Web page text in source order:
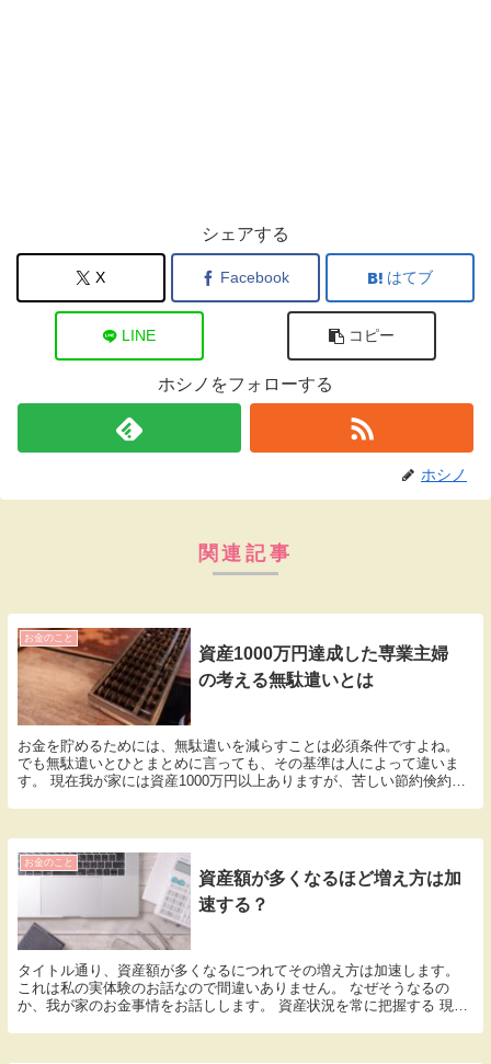
シェアする
X Facebook はてブ
LINE コピー
ホシノをフォローする
ホシノ
関連記事
お金のこと
資産1000万円達成した専業主婦
の考える無駄遣いとは
お金を貯めるためには、無駄遣いを減らすことは必須条件ですよね。
でも無駄遣いとひとまとめに言っても、その基準は人によって違いま
す。 現在我が家には資産1000万円以上ありますが、苦しい節約倹約生
お金のこと
資産額が多くなるほど増え方は加
速する？
タイトル通り、資産額が多くなるにつれてその増え方は加速します。
これは私の実体験のお話なので間違いありません。 なぜそうなるの
か、我が家のお金事情をお話しします。 資産状況を常に把握する 現在